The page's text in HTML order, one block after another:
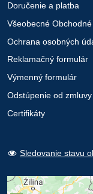
Doručenie a platba
Všeobecné
Ochrana osobných
Reklamačný formulár
Výmenný formulár
Odstúpenie od
Certifikáty
Sledovanie stavu